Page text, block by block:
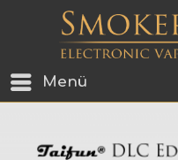
Menü